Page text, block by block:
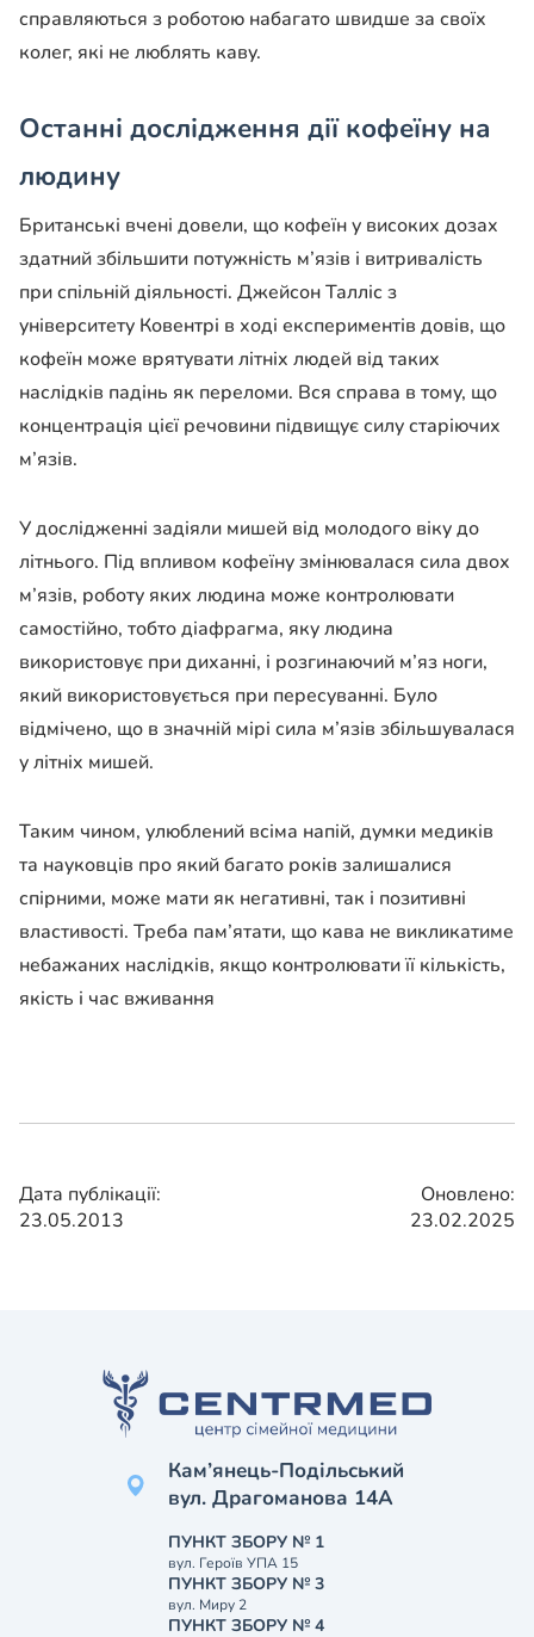
справляються з роботою набагато швидше за своїх
колег, які не люблять каву.
Останні дослідження дії кофеїну на
людину
Британські вчені довели, що кофеїн у високих дозах
здатний збільшити потужність м’язів і витривалість
при спільній діяльності. Джейсон Талліс з
університету Ковентрі в ході експериментів довів, що
кофеїн може врятувати літніх людей від таких
наслідків падінь як переломи. Вся справа в тому, що
концентрація цієї речовини підвищує силу старіючих
м’язів.
У дослідженні задіяли мишей від молодого віку до
літнього. Під впливом кофеїну змінювалася сила двох
м’язів, роботу яких людина може контролювати
самостійно, тобто діафрагма, яку людина
використовує при диханні, і розгинаючий м’яз ноги,
який використовується при пересуванні. Було
відмічено, що в значній мірі сила м’язів збільшувалася
у літніх мишей.
Таким чином, улюблений всіма напій, думки медиків
та науковців про який багато років залишалися
спірними, може мати як негативні, так і позитивні
властивості. Треба пам’ятати, що кава не викликатиме
небажаних наслідків, якщо контролювати її кількість,
якість і час вживання
Дата публікації:
23.05.2013
Оновлено:
23.02.2025
Кам’янець-Подільський
вул. Драгоманова 14А
ПУНКТ ЗБОРУ № 1
вул. Героїв УПА 15
ПУНКТ ЗБОРУ № 3
вул. Миру 2
ПУНКТ ЗБОРУ № 4